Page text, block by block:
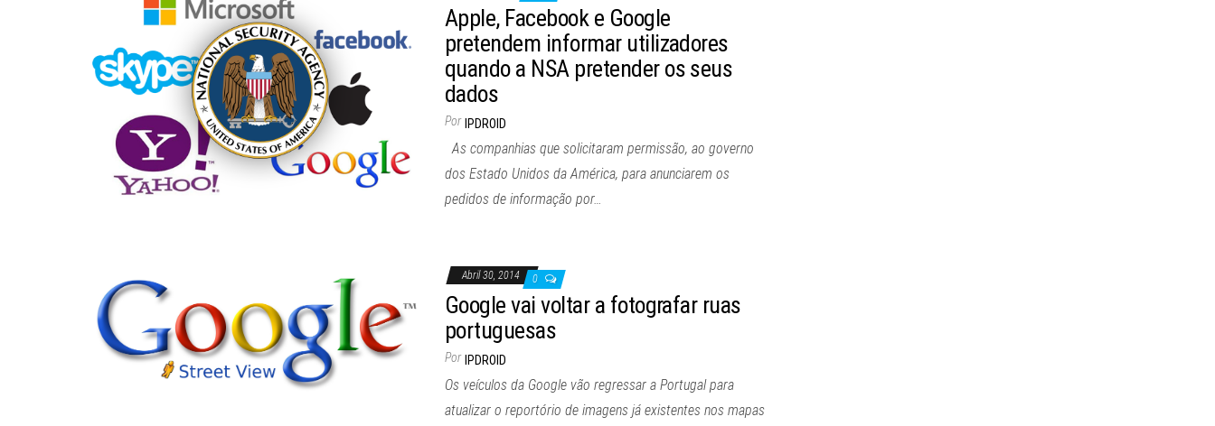
Apple, Facebook e Google
pretendem informar utilizadores
quando a NSA pretender os seus
dados
Por IPDROID
As companhias que solicitaram permissão, ao governo
dos Estado Unidos da América, para anunciarem os
pedidos de informação por…
Abril 30, 2014 0
Google vai voltar a fotografar ruas
portuguesas
Por IPDROID
Os veículos da Google vão regressar a Portugal para
atualizar o reportório de imagens já existentes nos mapas